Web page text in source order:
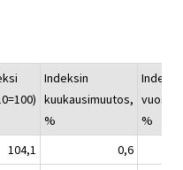
Indeksin
kuukausimuutos,
%
%
104,1
0,6